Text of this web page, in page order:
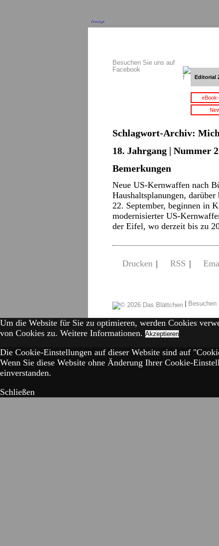
Anzeige
Besuchen Sie uns auf
Facebook
Editorial
Schlagwort-Archiv:
18. Jahrgang | Nummer
Bemerkungen
Neue US-Kernwaffen nach
Haushaltsplanungen,
22. September, beginnen in
modernisierter US-
der Eifel, wo derzeit bis zu
Drucken | RSS |
|
Um die Website für Sie zu optimieren, werden Cookies
von Cookies zu. Weitere Informationen. Akzeptieren
Die Cookie-Einstellungen auf dieser Website sind auf
Wenn Sie diese Website ohne Änderung Ihrer Cookie-
einverstanden.
Schließen